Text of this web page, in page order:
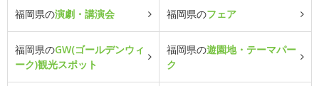
福岡県の演劇・講演会 福岡県のフェア
福岡県のGW(ゴールデンウィ
ーク)観光スポット
福岡県の遊園地・テーマパー
ク